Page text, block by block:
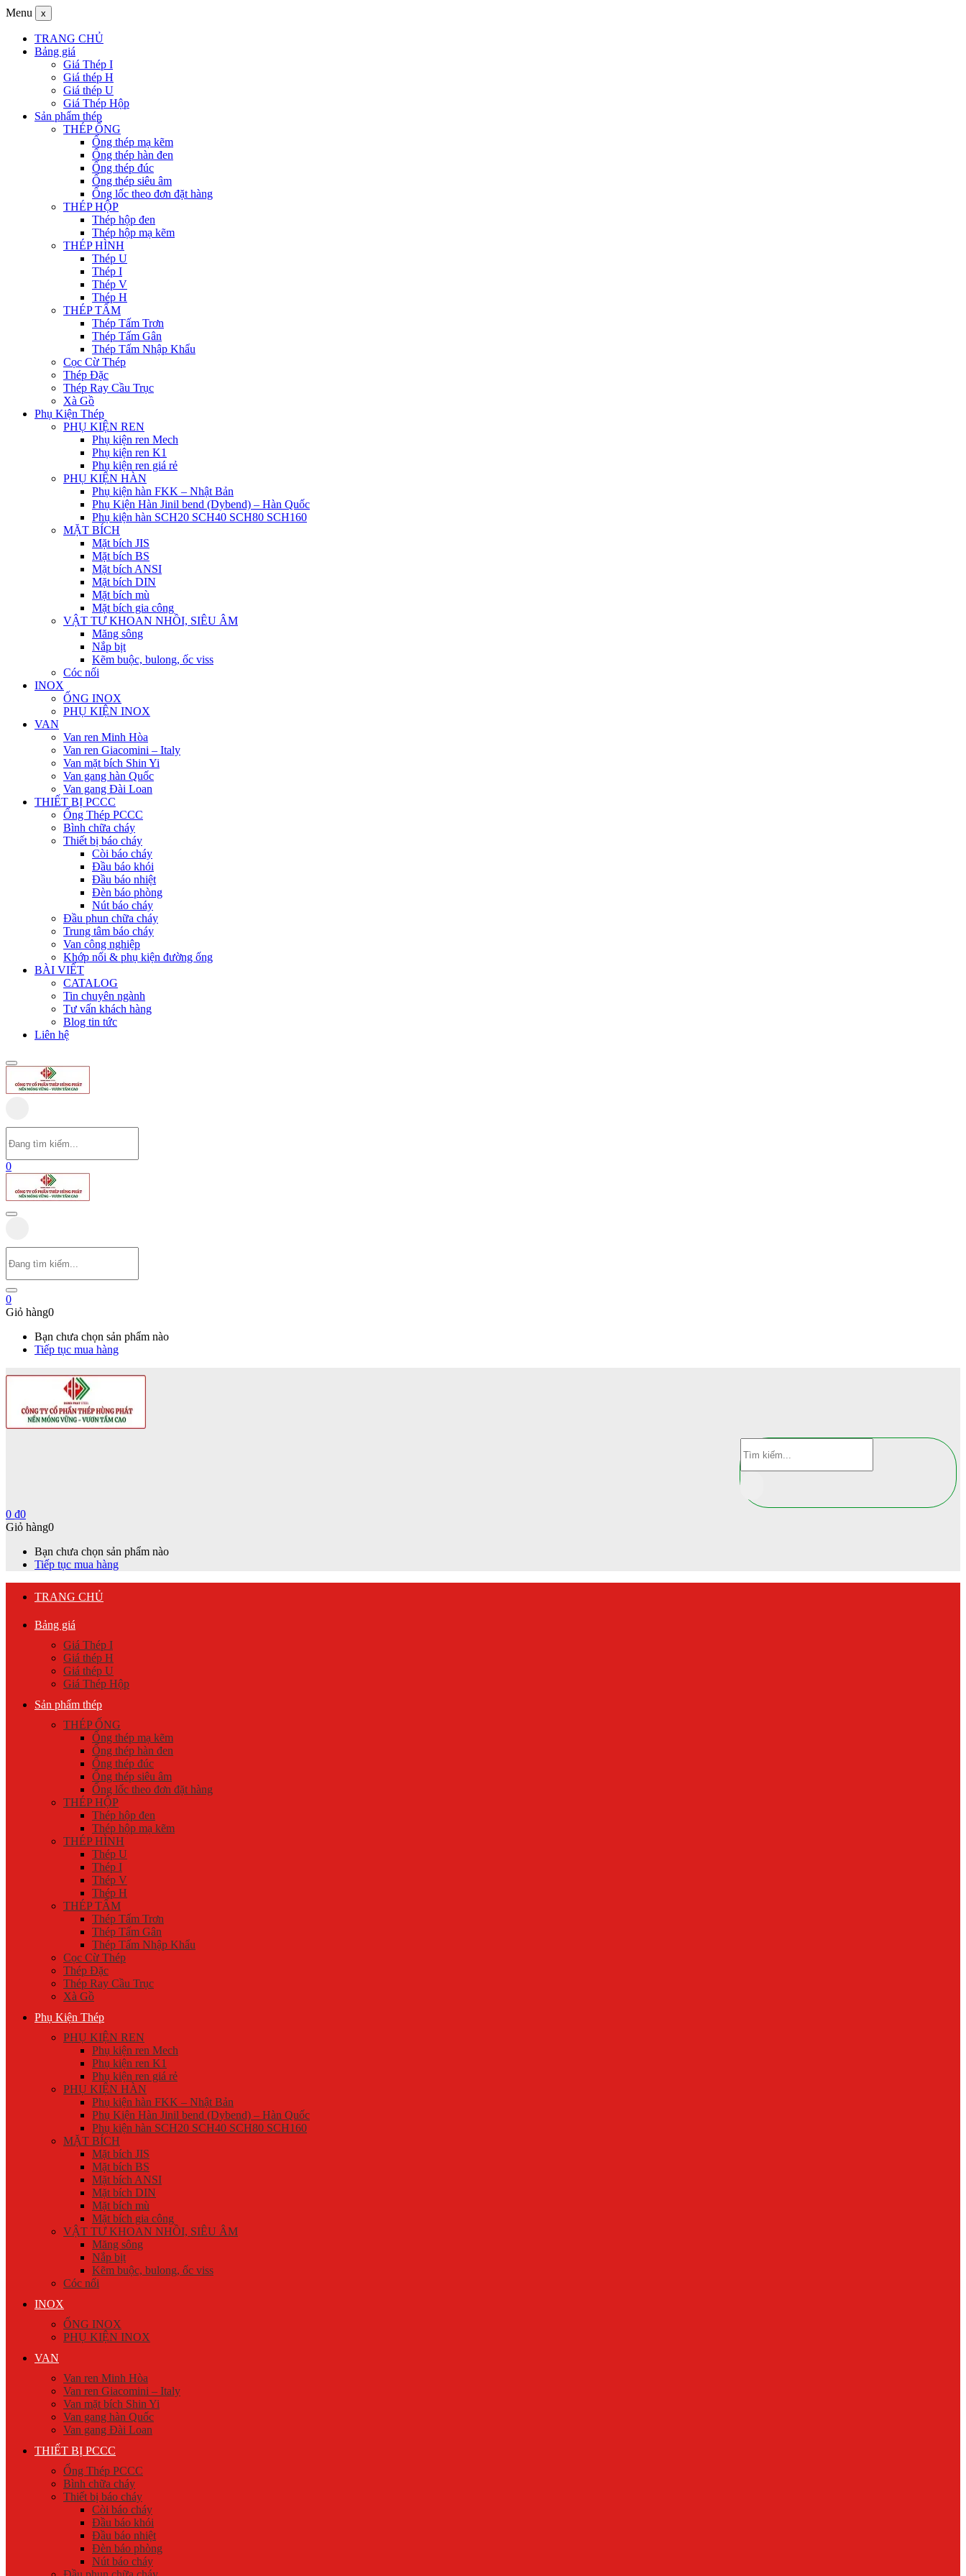
Menu x
TRANG CHỦ
Bảng giá
Giá Thép I
Giá thép H
Giá thép U
Giá Thép Hộp
Sản phẩm thép
THÉP ỐNG
Ống thép mạ kẽm
Ống thép hàn đen
Ống thép đúc
Ống thép siêu âm
Ống lốc theo đơn đặt hàng
THÉP HỘP
Thép hộp đen
Thép hộp mạ kẽm
THÉP HÌNH
Thép U
Thép I
Thép V
Thép H
THÉP TẤM
Thép Tấm Trơn
Thép Tấm Gân
Thép Tấm Nhập Khẩu
Cọc Cừ Thép
Thép Đặc
Thép Ray Cầu Trục
Xà Gồ
Phụ Kiện Thép
PHỤ KIỆN REN
Phụ kiện ren Mech
Phụ kiện ren K1
Phụ kiện ren giá rẻ
PHỤ KIỆN HÀN
Phụ kiện hàn FKK – Nhật Bản
Phụ Kiện Hàn Jinil bend (Dybend) – Hàn Quốc
Phụ kiện hàn SCH20 SCH40 SCH80 SCH160
MẶT BÍCH
Mặt bích JIS
Mặt bích BS
Mặt bích ANSI
Mặt bích DIN
Mặt bích mù
Mặt bích gia công
VẬT TƯ KHOAN NHỒI, SIÊU ÂM
Măng sông
Nắp bịt
Kẽm buộc, bulong, ốc viss
Cóc nối
INOX
ỐNG INOX
PHỤ KIỆN INOX
VAN
Van ren Minh Hòa
Van ren Giacomini – Italy
Van mặt bích Shin Yi
Van gang hàn Quốc
Van gang Đài Loan
THIẾT BỊ PCCC
Ống Thép PCCC
Bình chữa cháy
Thiết bị báo cháy
Còi báo cháy
Đầu báo khói
Đầu báo nhiệt
Đèn báo phòng
Nút báo cháy
Đầu phun chữa cháy
Trung tâm báo cháy
Van công nghiệp
Khớp nối & phụ kiện đường ống
BÀI VIẾT
CATALOG
Tin chuyên ngành
Tư vấn khách hàng
Blog tin tức
Liên hệ
0
0
Giỏ hàng0
Bạn chưa chọn sản phẩm nào
Tiếp tục mua hàng
0 ₫0
Giỏ hàng0
Bạn chưa chọn sản phẩm nào
Tiếp tục mua hàng
TRANG CHỦ
Bảng giá
Giá Thép I
Giá thép H
Giá thép U
Giá Thép Hộp
Sản phẩm thép
THÉP ỐNG
Ống thép mạ kẽm
Ống thép hàn đen
Ống thép đúc
Ống thép siêu âm
Ống lốc theo đơn đặt hàng
THÉP HỘP
Thép hộp đen
Thép hộp mạ kẽm
THÉP HÌNH
Thép U
Thép I
Thép V
Thép H
THÉP TẤM
Thép Tấm Trơn
Thép Tấm Gân
Thép Tấm Nhập Khẩu
Cọc Cừ Thép
Thép Đặc
Thép Ray Cầu Trục
Xà Gồ
Phụ Kiện Thép
PHỤ KIỆN REN
Phụ kiện ren Mech
Phụ kiện ren K1
Phụ kiện ren giá rẻ
PHỤ KIỆN HÀN
Phụ kiện hàn FKK – Nhật Bản
Phụ Kiện Hàn Jinil bend (Dybend) – Hàn Quốc
Phụ kiện hàn SCH20 SCH40 SCH80 SCH160
MẶT BÍCH
Mặt bích JIS
Mặt bích BS
Mặt bích ANSI
Mặt bích DIN
Mặt bích mù
Mặt bích gia công
VẬT TƯ KHOAN NHỒI, SIÊU ÂM
Măng sông
Nắp bịt
Kẽm buộc, bulong, ốc viss
Cóc nối
INOX
ỐNG INOX
PHỤ KIỆN INOX
VAN
Van ren Minh Hòa
Van ren Giacomini – Italy
Van mặt bích Shin Yi
Van gang hàn Quốc
Van gang Đài Loan
THIẾT BỊ PCCC
Ống Thép PCCC
Bình chữa cháy
Thiết bị báo cháy
Còi báo cháy
Đầu báo khói
Đầu báo nhiệt
Đèn báo phòng
Nút báo cháy